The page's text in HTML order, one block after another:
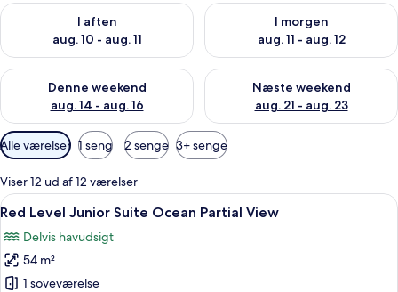
I aften
aug. 10 - aug. 11
Tjek tilgængelighed for i aften aug. 10 - aug. 11
I morgen
aug. 11 - aug. 12
Tjek tilgængelighed for i
Denne weekend
aug. 14 - aug. 16
Tjek tilgængelighed for denne weekend aug. 14 - aug. 16
Næste weekend
aug. 21 - aug. 23
Tjek tilgængelighed for næste
Tilgængelige
filtre
for
værelser
Alle værelser 1 seng 2 senge 3+ senge
Viser 12 ud af 12 værelser
Indlæs
alle
billeder
af
Red
En balkon med fletmøbler, en bog
8
Red Level Junior Suite Ocean Partial View
Delvis havudsigt
54 m²
1 soveværelse